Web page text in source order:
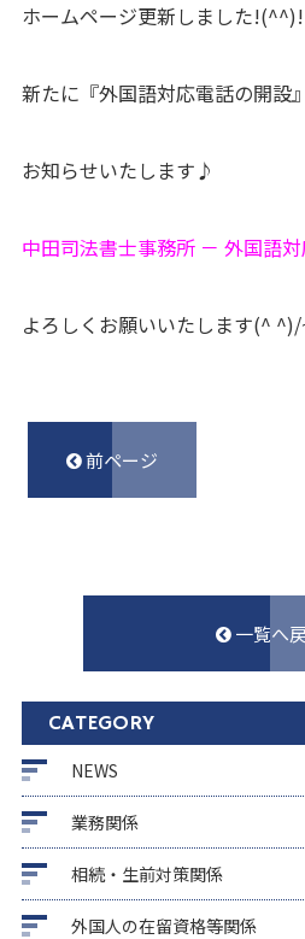
ホームページ更新しました!(^^)!
新たに『外国語対応電話の開設
お知らせいたします♪
中田司法書士事務所 － 外国語
よろしくお願いいたします(^ ^)/
前ページ
一覧へ
CATEGORY
NEWS
業務関係
相続・生前対策関係
外国人の在留資格等関係